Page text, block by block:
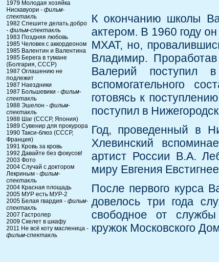
1979 Молодая хозяйка
Нискавуори - фильм-
спектакль
1982 Спешите делать добро
- фильм-спектакль
1983 Поздняя любовь
1985 Человек с аккордеоном
1985 Валентин и Валентина
1985 Берега в тумане
(Болгария, СССР)
1987 Оглашению не
подлежит
1987 Наездники
1987 Большевики - фильм-
спектакль
1988 Эшелон - фильм-
спектакль
1988 Шаг (СССР, Япония)
1989 Сувенир для прокурора
1990 Такси-блюз (СССР,
Франция)
1991 Кровь за кровь
1992 Давайте без фокусов!
2003 Фото
2004 Случай с доктором
Лекриным - фильм-
спектакль
2004 Красная площадь
2005 МУР есть МУР-2
2005 Белая гвардия - фильм-
спектакль
2007 Гастролер
2009 Скелет в шкафу
2011 Не всё коту масленица -
фильм-спектакль
К окончанию школы
актером. В 1960 году
МХАТ, но,
Владимир.
Валерий поступил
вспомогательного
готовясь к
поступил в
Год, проведенный в
Хлевинский
артист России В.А.
миру Евгения
После первого курса
довелось три года
свободное от
кружок Московского